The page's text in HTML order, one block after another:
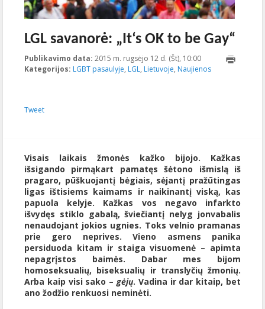
LGL savanorė: „It‘s OK to be Gay“
Publikavimo data: 2015 m. rugsėjo 12 d. (Št), 10:00 2015-09-
04T08:28:46+00:00
Kategorijos: LGBT pasaulyje, LGL, Lietuvoje, Naujienos
Tweet
Visais laikais žmonės kažko bijojo. Kažkas
išsigando pirmąkart pamatęs šėtono išmislą iš
pragaro, pūškuojantį bėgiais, sėjantį pražūtingas
ligas ištisiems kaimams ir naikinantį viską, kas
papuola kelyje. Kažkas vos negavo infarkto
išvydęs stiklo gabalą, šviečiantį nelyg jonvabalis
nenaudojant jokios ugnies. Toks velnio pramanas
prie gero neprives. Vieno asmens panika
persiduoda kitam ir staiga visuomenė – apimta
nepagrįstos baimės. Dabar mes bijom
homoseksualių, biseksualių ir translyčių žmonių.
Arba kaip visi sako –gėjų. Vadina ir dar kitaip, bet
ano žodžio renkuosi neminėti.